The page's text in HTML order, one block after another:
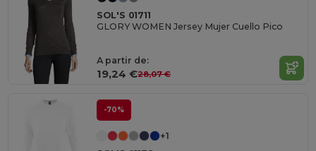
SOL'S 01711
GLORY WOMEN Jersey Mujer Cuello Pico
A partir de:
19,24 €28,07 €
-70%
+1